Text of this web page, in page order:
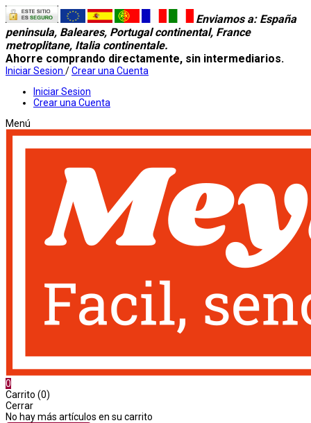
Enviamos a: España
peninsula, Baleares, Portugal continental, France
metroplitane, Italia continentale.
Ahorre comprando directamente, sin intermediarios.
Iniciar Sesion /Crear una Cuenta
Iniciar Sesion
Crear una Cuenta
Menú
0
Carrito (0)
Cerrar
No hay más artículos en su carrito